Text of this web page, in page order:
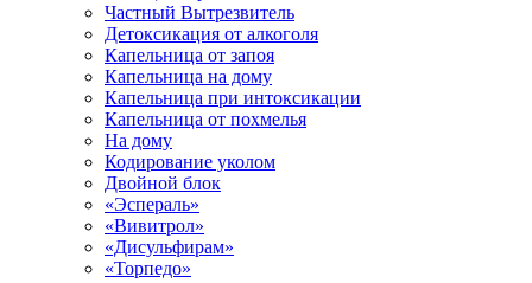
Частный Вытрезвитель
Детоксикация от алкоголя
Капельница от запоя
Капельница на дому
Капельница при интоксикации
Капельница от похмелья
На дому
Кодирование уколом
Двойной блок
«Эспераль»
«Вивитрол»
«Дисульфирам»
«Торпедо»